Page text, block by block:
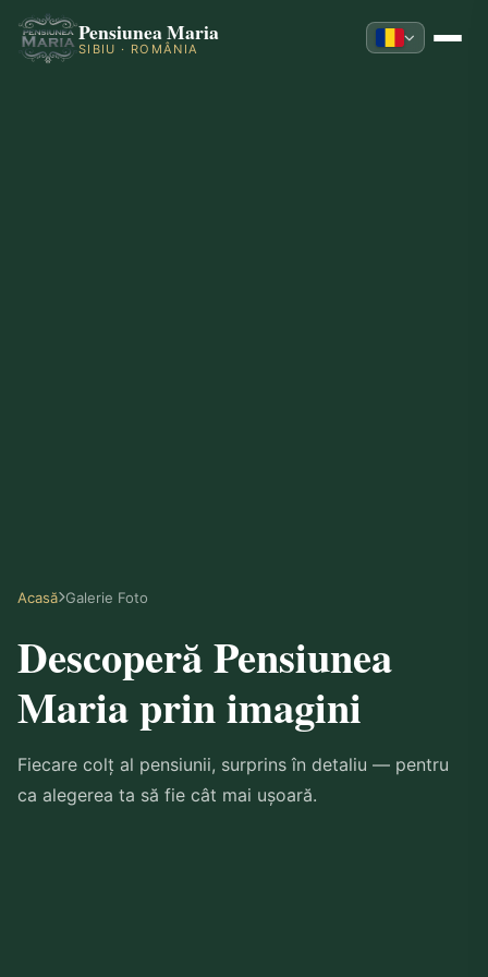
Pensiunea Maria
SIBIU · ROMÂNIA
Acasă Galerie Foto
Descoperă Pensiunea
Maria prin imagini
Fiecare colț al pensiunii, surprins în detaliu — pentru
ca alegerea ta să fie cât mai ușoară.